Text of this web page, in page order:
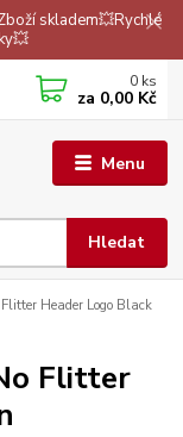
skladem💥Rychlé
Menu
Hledat
0 ks
za 0,00 Kč
Header Logo Black
Flitter